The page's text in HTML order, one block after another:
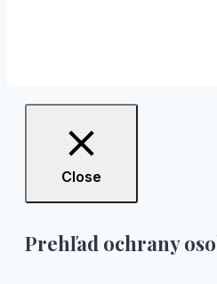
Close
Prehľad ochrany